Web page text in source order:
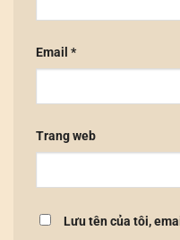
Email *
Trang web
Lưu tên của tôi,